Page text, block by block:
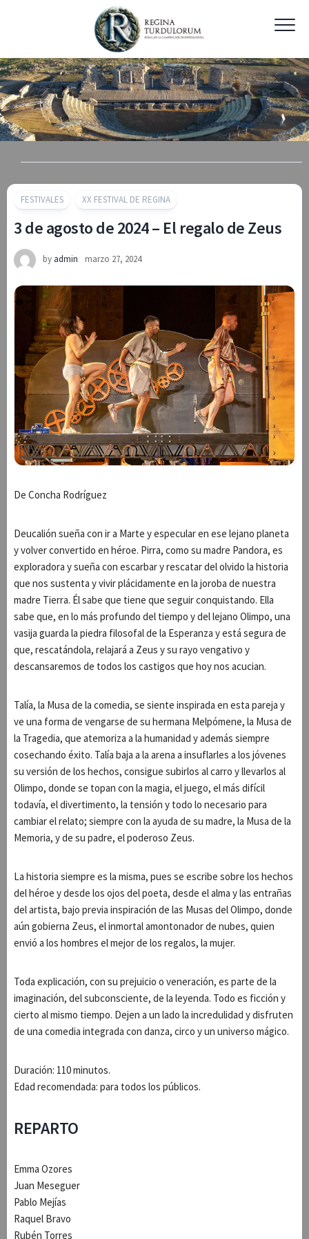
FESTIVALES XX FESTIVAL DE REGINA
3 de agosto de 2024 – El regalo de Zeus
by admin marzo 27, 2024
De Concha Rodríguez
Deucalión sueña con ir a Marte y especular en ese lejano planeta
y volver convertido en héroe. Pirra, como su madre Pandora, es
exploradora y sueña con escarbar y rescatar del olvido la historia
que nos sustenta y vivir plácidamente en la joroba de nuestra
madre Tierra. Él sabe que tiene que seguir conquistando. Ella
sabe que, en lo más profundo del tiempo y del lejano Olimpo, una
vasija guarda la piedra filosofal de la Esperanza y está segura de
que, rescatándola, relajará a Zeus y su rayo vengativo y
descansaremos de todos los castigos que hoy nos acucian.
Talía, la Musa de la comedia, se siente inspirada en esta pareja y
ve una forma de vengarse de su hermana Melpómene, la Musa de
la Tragedia, que atemoriza a la humanidad y además siempre
cosechando éxito. Talía baja a la arena a insuflarles a los jóvenes
su versión de los hechos, consigue subirlos al carro y llevarlos al
Olimpo, donde se topan con la magia, el juego, el más difícil
todavía, el divertimento, la tensión y todo lo necesario para
cambiar el relato; siempre con la ayuda de su madre, la Musa de la
Memoria, y de su padre, el poderoso Zeus.
La historia siempre es la misma, pues se escribe sobre los hechos
del héroe y desde los ojos del poeta, desde el alma y las entrañas
del artista, bajo previa inspiración de las Musas del Olimpo, donde
aún gobierna Zeus, el inmortal amontonador de nubes, quien
envió a los hombres el mejor de los regalos, la mujer.
Toda explicación, con su prejuicio o veneración, es parte de la
imaginación, del subconsciente, de la leyenda. Todo es ficción y
cierto al mismo tiempo. Dejen a un lado la incredulidad y disfruten
de una comedia integrada con danza, circo y un universo mágico.
Duración: 110 minutos.
Edad recomendada: para todos los públicos.
REPARTO
Emma Ozores
Juan Meseguer
Pablo Mejías
Raquel Bravo
Rubén Torres